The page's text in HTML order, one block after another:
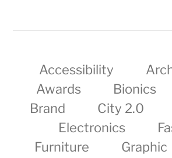
Accessibility
Awards
Bionics
Brand
City 2.0
Electronics
Furniture
Graphic